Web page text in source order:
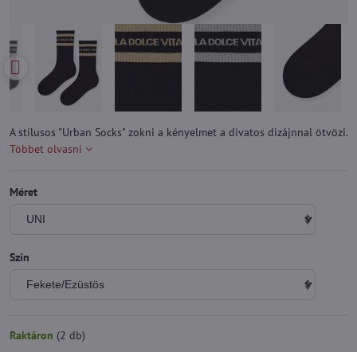
A stílusos "Urban Socks" zokni a kényelmet a divatos dizájnnal ötvözi.
Többet olvasni
Méret
Szín
Raktáron (2 db)